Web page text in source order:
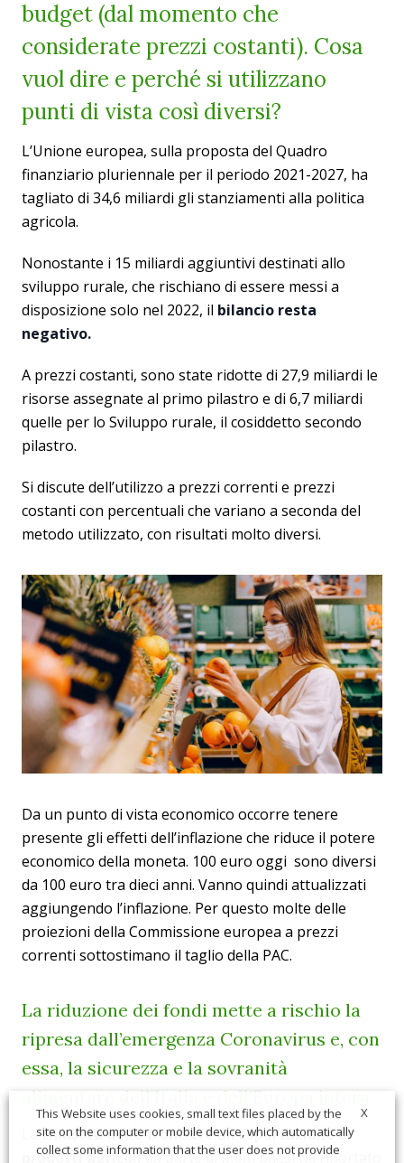
budget (dal momento che
considerate prezzi costanti). Cosa
vuol dire e perché si utilizzano
punti di vista così diversi?
L’Unione europea, sulla proposta del Quadro
finanziario pluriennale per il periodo 2021-2027, ha
tagliato di 34,6 miliardi gli stanziamenti alla politica
agricola.
Nonostante i 15 miliardi aggiuntivi destinati allo
sviluppo rurale, che rischiano di essere messi a
disposizione solo nel 2022, il bilancio resta
negativo.
A prezzi costanti, sono state ridotte di 27,9 miliardi le
risorse assegnate al primo pilastro e di 6,7 miliardi
quelle per lo Sviluppo rurale, il cosiddetto secondo
pilastro.
Si discute dell’utilizzo a prezzi correnti e prezzi
costanti con percentuali che variano a seconda del
metodo utilizzato, con risultati molto diversi.
Da un punto di vista economico occorre tenere
presente gli effetti dell’inflazione che riduce il potere
economico della moneta. 100 euro oggi sono diversi
da 100 euro tra dieci anni. Vanno quindi attualizzati
aggiungendo l’inflazione. Per questo molte delle
proiezioni della Commissione europea a prezzi
correnti sottostimano il taglio della PAC.
La riduzione dei fondi mette a rischio la
ripresa dall’emergenza Coronavirus e, con
essa, la sicurezza e la sovranità
alimentare dell’Italia e dell’Europa intera.
Lachiusura delle frontiere all’esportazione di
prodotti agricolida parte di molti paesi ha riportato
X
This Website uses cookies, small text files placed by the
site on the computer or mobile device, which automatically
collect some information that the user does not provide